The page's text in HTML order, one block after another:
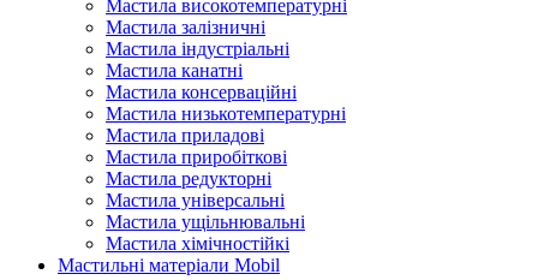
Мастила високотемпературні
Мастила залізничні
Мастила індустріальні
Мастила канатні
Мастила консерваційні
Мастила низькотемпературні
Мастила приладові
Мастила приробіткові
Мастила редукторні
Мастила універсальні
Мастила ущільнювальні
Мастила хімічностійкі
Мастильні матеріали Mobil